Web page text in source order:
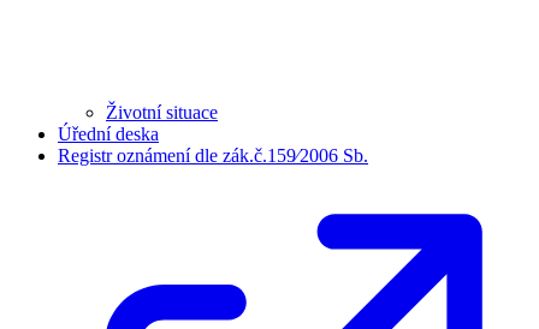
Životní situace
Úřední deska
Registr oznámení dle zák.č.159⁄2006 Sb.